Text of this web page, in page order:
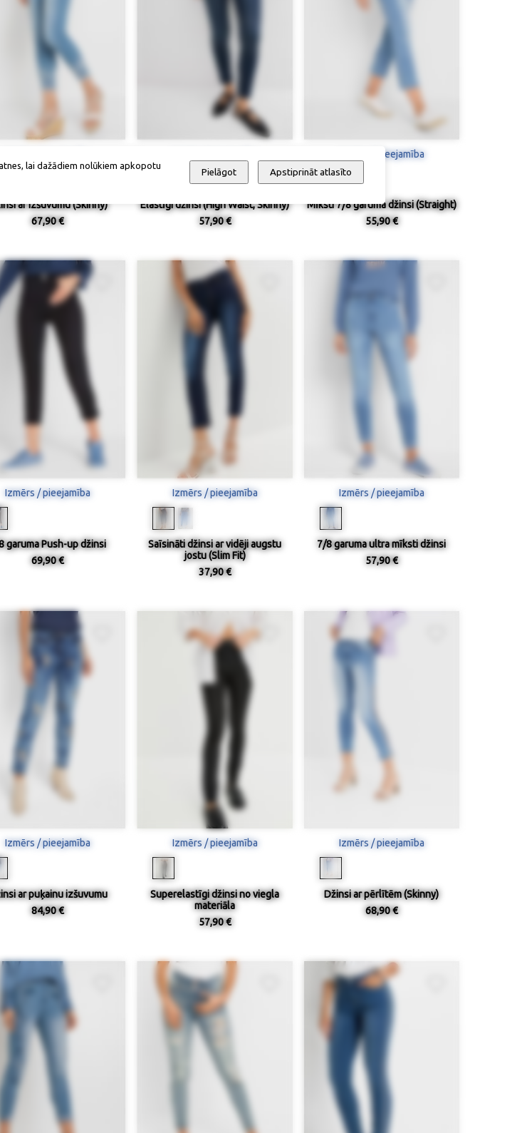
ar izšuvumu (Skinny)
67,90 €
Elastīgi džinsi (High Waist, Skinny)
57,90 €
Izmērs / pieejamība
Mīksti 7/8 garuma džinsi (Straight)
55,90 €
Izmērs / pieejamība
garuma Push-up džinsi
69,90 €
Izmērs / pieejamība
Saīsināti džinsi ar vidēji augstu
jostu (Slim Fit)
37,90 €
Izmērs / pieejamība
7/8 garuma ultra mīksti džinsi
57,90 €
Izmērs / pieejamība
ar puķainu izšuvumu
84,90 €
Izmērs / pieejamība
Superelastīgi džinsi no viegla
materiāla
57,90 €
Izmērs / pieejamība
Džinsi ar pērlītēm (Skinny)
68,90 €
lai dažādiem nolūkiem apkopotu
Pielāgot Apstiprināt atlasīto